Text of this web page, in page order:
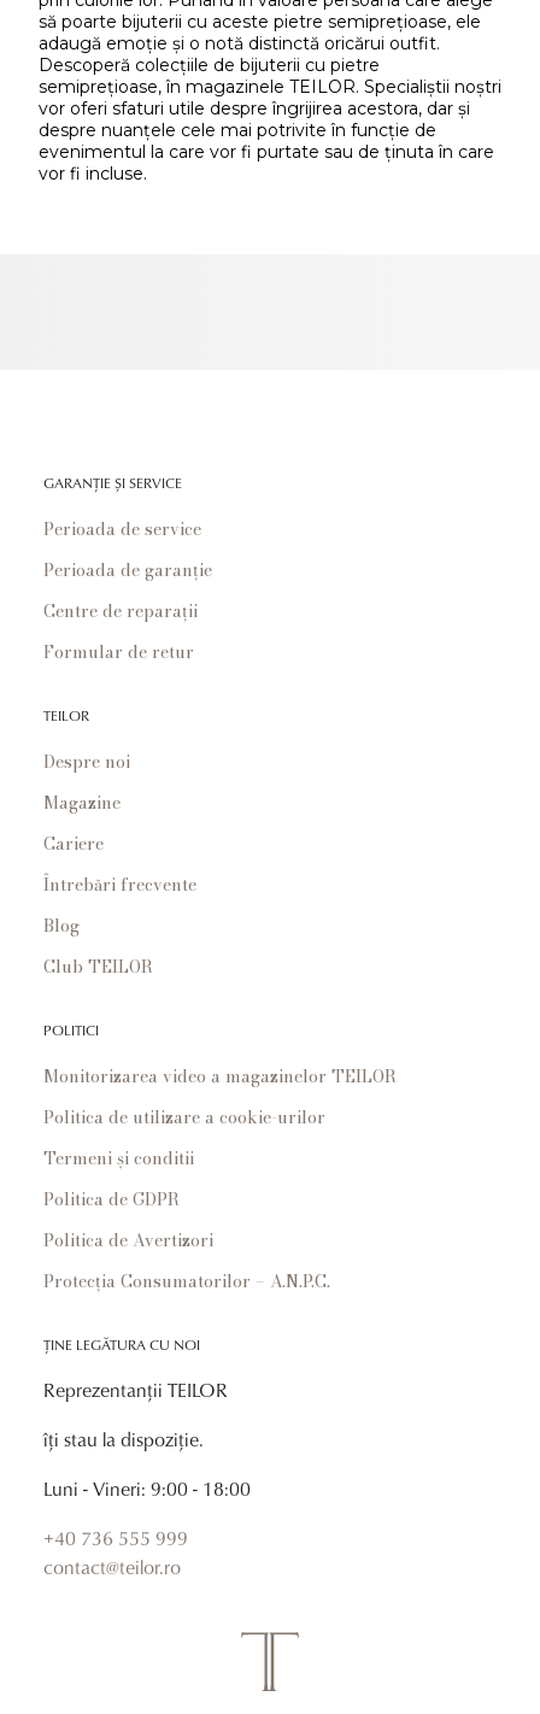
să poarte bijuterii cu aceste pietre semiprețioase, ele
adaugă emoție și o notă distinctă oricărui outfit.
Descoperă colecțiile de bijuterii cu pietre
semiprețioase, în magazinele TEILOR. Specialiștii noștri
vor oferi sfaturi utile despre îngrijirea acestora, dar și
despre nuanțele cele mai potrivite în funcție de
evenimentul la care vor fi purtate sau de ținuta în care
vor fi incluse.
GARANȚIE ȘI SERVICE
Perioada de service
Perioada de garanție
Centre de reparații
Formular de retur
TEILOR
Despre noi
Magazine
Cariere
Întrebări frecvente
Blog
Club TEILOR
POLITICI
Monitorizarea video a magazinelor TEILOR
Politica de utilizare a cookie-urilor
Termeni și conditii
Politica de GDPR
Politica de Avertizori
Protecția Consumatorilor – A.N.P.C.
ȚINE LEGĂTURA CU NOI
Reprezentanții TEILOR
îți stau la dispoziție.
Luni - Vineri: 9:00 - 18:00
+40 736 555 999
contact@teilor.ro